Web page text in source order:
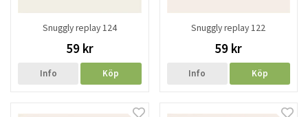
Snuggly replay 124
59 kr
Info Köp
Snuggly replay 122
59 kr
Info Köp